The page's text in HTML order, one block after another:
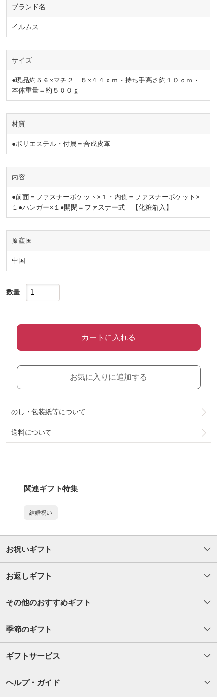
ブランド名
イルムス
サイズ
●現品約５６×マチ２．５×４４ｃｍ・持ち手高さ約１０ｃｍ・
本体重量＝約５００ｇ
材質
●ポリエステル・付属＝合成皮革
内容
●前面＝ファスナーポケット×１・内側＝ファスナーポケット×
１●ハンガー×１●開閉＝ファスナー式 【化粧箱入】
原産国
中国
数量
カートに入れる
お気に入りに追加する
のし・包装紙等について
送料について
関連ギフト特集
結婚祝い
お祝いギフト
お返しギフト
その他のおすすめギフト
季節のギフト
ギフトサービス
ヘルプ・ガイド